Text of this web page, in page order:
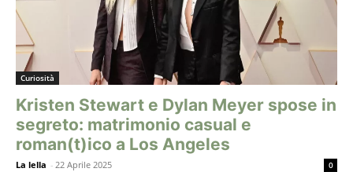
Curiosità
Kristen Stewart e Dylan Meyer spose in
segreto: matrimonio casual e
roman(t)ico a Los Angeles
La lella - 22 Aprile 2025 0